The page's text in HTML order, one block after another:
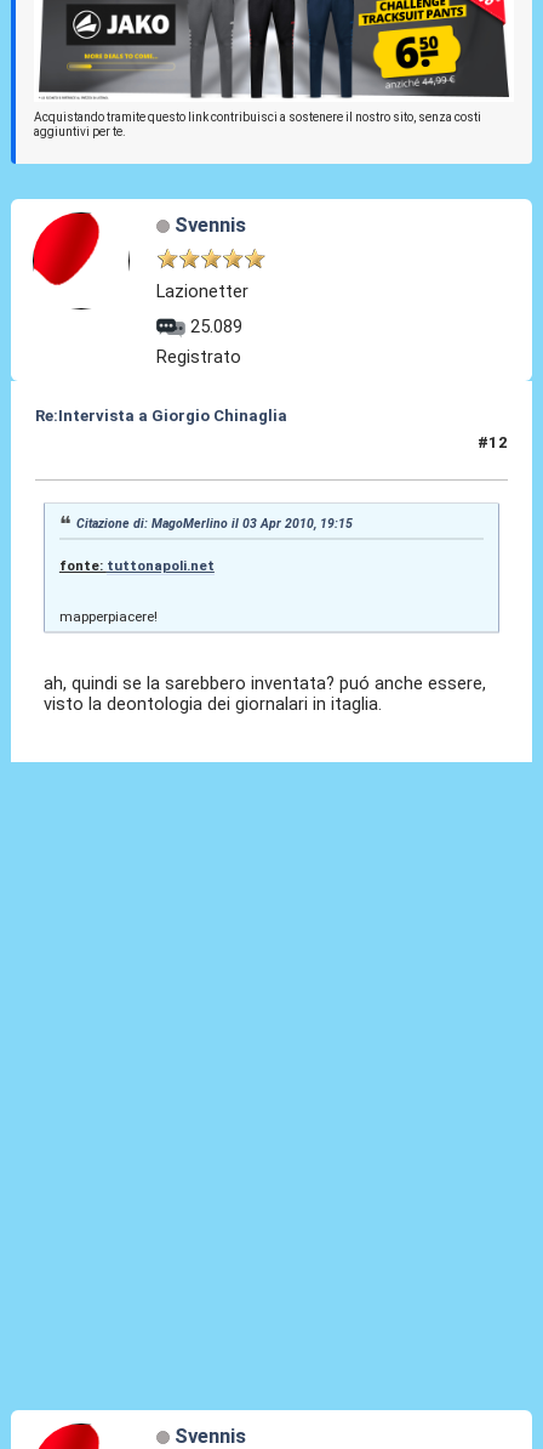
Acquistando tramite questo link contribuisci a sostenere il nostro sito, senza costi
aggiuntivi per te.
Svennis
Lazionetter
25.089
Registrato
Re:Intervista a Giorgio Chinaglia
#12
Citazione di: MagoMerlino il 03 Apr 2010, 19:15
fonte: tuttonapoli.net
mapperpiacere!
ah, quindi se la sarebbero inventata? puó anche essere,
visto la deontologia dei giornalari in itaglia.
Svennis